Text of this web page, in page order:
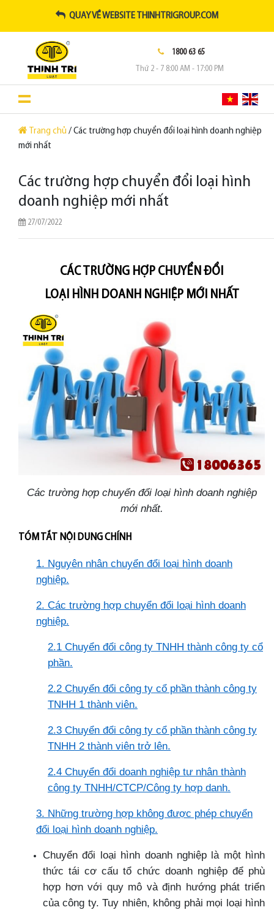
QUAY VỀ WEBSITE THINHTRIGROUP.COM
1800 63 65
Thứ 2 - 7 8:00 AM - 17:00 PM
Trang chủ / Các trường hợp chuyển đổi loại hình doanh nghiệp
mới nhất
Các trường hợp chuyển đổi loại hình
doanh nghiệp mới nhất
27/07/2022
CÁC TRƯỜNG HỢP CHUYỂN ĐỔI
LOẠI HÌNH DOANH NGHIỆP MỚI NHẤT
Các trường hợp chuyển đổi loại hình doanh nghiệp
mới nhất.
TÓM TẮT NỘI DUNG CHÍNH
1. Nguyên nhân chuyển đổi loại hình doanh
nghiệp.
2. Các trường hợp chuyển đổi loại hình doanh
nghiệp.
2.1 Chuyển đổi công ty TNHH thành công ty cổ
phần.
2.2 Chuyển đổi công ty cổ phần thành công ty
TNHH 1 thành viên.
2.3 Chuyển đổi công ty cổ phần thành công ty
TNHH 2 thành viên trở lên.
2.4 Chuyển đổi doanh nghiệp tư nhân thành
công ty TNHH/CTCP/Công ty hợp danh.
3. Những trường hợp không được phép chuyển
đổi loại hình doanh nghiệp.
Chuyển đổi loại hình doanh nghiệp là một hình
thức tái cơ cấu tổ chức doanh nghiệp để phù
hợp hơn với quy mô và định hướng phát triển
của công ty. Tuy nhiên, không phải mọi loại hình